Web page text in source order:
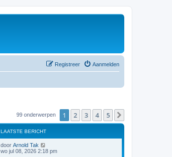
Aanmelden
Registreer
99 onderwerpen 1 2 3 4 5
LAATSTE BERICHT
door Arnold Tak
wo jul 08, 2026 2:18 pm